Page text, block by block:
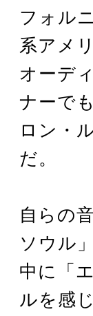
フォル
系アメ
オーデ
ナーで
ロン・
だ。
自らの
ソウル
中に「
ルを感